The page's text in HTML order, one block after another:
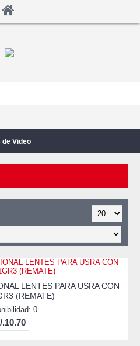
de Video
LENTES PARA USRA CON
(REMATE)
0
.10.70